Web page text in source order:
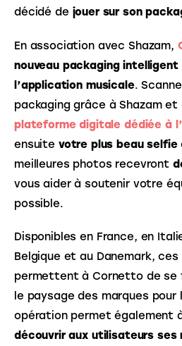
décidé de jouer sur son
En association avec Shazam,
nouveau packaging
l’application musicale.
packaging grâce à Shazam et
plateforme digitale dédiée à
ensuite votre plus beau selfie
meilleures photos recevront
vous aider à soutenir votre
possible.
Disponibles en France, en
Belgique et au Danemark,
permettent à Cornetto de se
le paysage des marques pour
opération permet également
découvrir aux utilisateurs ses